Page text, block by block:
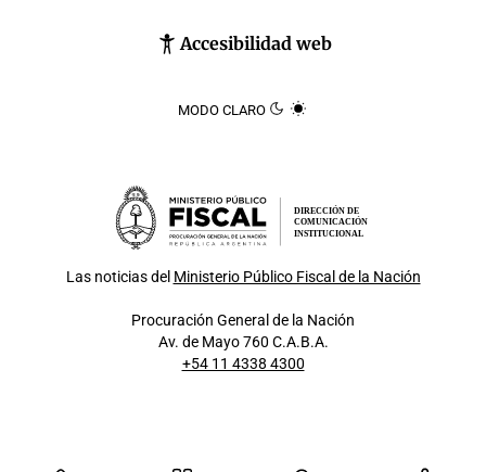
Accesibilidad web
MODO CLARO
DIRECCIÓN DE
COMUNICACIÓN
INSTITUCIONAL
Las noticias del Ministerio Público Fiscal de la Nación
Procuración General de la Nación
Av. de Mayo 760 C.A.B.A.
+54 11 4338 4300